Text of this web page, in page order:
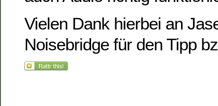
Vielen Dank hierbei an
Noisebridge für den Tipp